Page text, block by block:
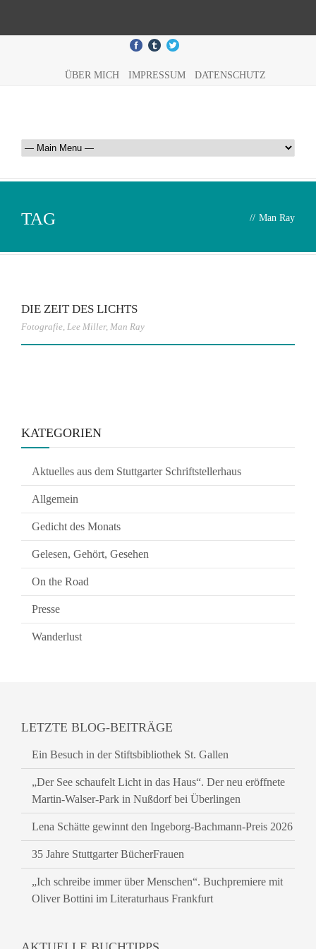
ÜBER MICH IMPRESSUM DATENSCHUTZ
TAG // Man Ray
DIE ZEIT DES LICHTS
Fotografie, Lee Miller, Man Ray
KATEGORIEN
Aktuelles aus dem Stuttgarter Schriftstellerhaus
Allgemein
Gedicht des Monats
Gelesen, Gehört, Gesehen
On the Road
Presse
Wanderlust
LETZTE BLOG-BEITRÄGE
Ein Besuch in der Stiftsbibliothek St. Gallen
„Der See schaufelt Licht in das Haus“. Der neu eröffnete
Martin-Walser-Park in Nußdorf bei Überlingen
Lena Schätte gewinnt den Ingeborg-Bachmann-Preis 2026
35 Jahre Stuttgarter BücherFrauen
„Ich schreibe immer über Menschen“. Buchpremiere mit
Oliver Bottini im Literaturhaus Frankfurt